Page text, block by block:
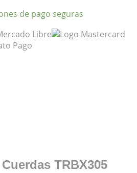
de pago seguras
TRBX305